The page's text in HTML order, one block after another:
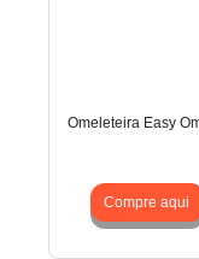
Omeleteira Easy
Compre aqui